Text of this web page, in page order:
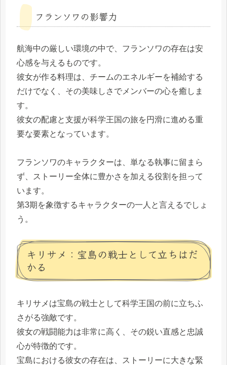
フランソワの影響力
航海中の厳しい環境の中で、フランソワの存在は安
心感を与えるものです。
彼女が作る料理は、チームのエネルギーを補給する
だけでなく、その美味しさでメンバーの心を癒しま
す。
彼女の配慮と支援が科学王国の旅を円滑に進める重
要な要素となっています。
フランソワのキャラクターは、単なる執事に留まら
ず、ストーリー全体に豊かさを加える役割を担って
います。
第3期を象徴するキャラクターの一人と言えるでしょ
う。
キリサメ：宝島の戦士として立ちはだ
かる
キリサメは宝島の戦士として科学王国の前に立ちふ
さがる強敵です。
彼女の戦闘能力は非常に高く、その鋭い直感と忠誠
心が特徴的です。
宝島における彼女の存在は、ストーリーに大きな緊